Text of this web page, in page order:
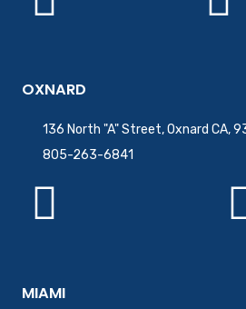
OXNARD
136 North "A" Street, Oxnard CA,
805-263-6841
MIAMI